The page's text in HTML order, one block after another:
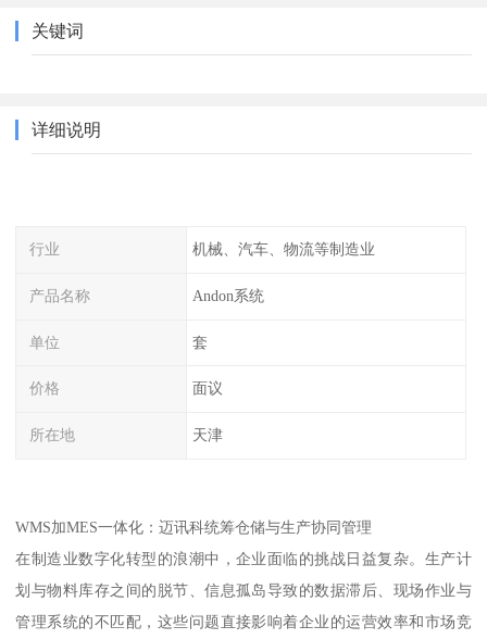
关键词
详细说明
行业 机械、汽车、物流等制造业
产品名称 Andon系统
单位 套
价格 面议
所在地 天津
WMS加MES一体化：迈讯科统筹仓储与生产协同管理
在制造业数字化转型的浪潮中，企业面临的挑战日益复杂。生产计
划与物料库存之间的脱节、信息孤岛导致的数据滞后、现场作业与
管理系统的不匹配，这些问题直接影响着企业的运营效率和市场竞